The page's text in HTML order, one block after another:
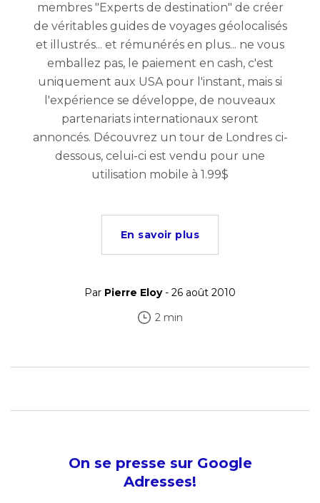
membres "Experts de destination" de créer
de véritables guides de voyages géolocalisés
et illustrés... et rémunérés en plus... ne vous
emballez pas, le paiement en cash, c'est
uniquement aux USA pour l'instant, mais si
l'expérience se développe, de nouveaux
partenariats internationaux seront
annoncés. Découvrez un tour de Londres ci-
dessous, celui-ci est vendu pour une
utilisation mobile à 1.99$
En savoir plus
Par Pierre Eloy- 26 août 2010
2 min
On se presse sur Google
Adresses!